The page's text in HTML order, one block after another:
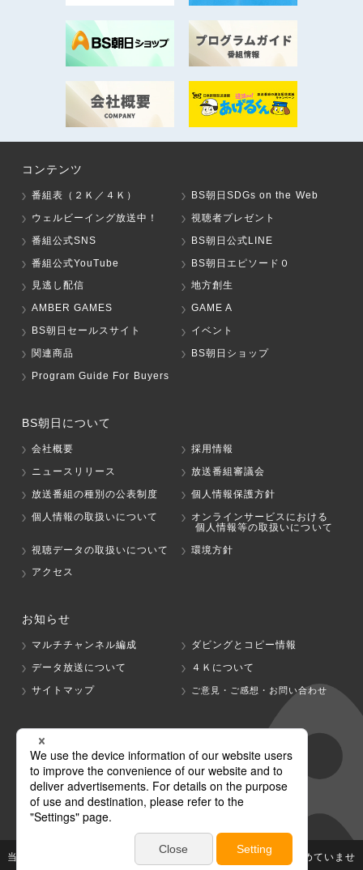
コンテンツ
番組表（２Ｋ／４Ｋ）
BS朝日SDGs on the Web
ウェルビーイング放送中！
視聴者プレゼント
番組公式SNS
BS朝日公式LINE
番組公式YouTube
BS朝日エピソード０
見逃し配信
地方創生
AMBER GAMES
GAME A
BS朝日セールスサイト
イベント
関連商品
BS朝日ショップ
Program Guide For Buyers
BS朝日について
会社概要
採用情報
ニュースリリース
放送番組審議会
放送番組の種別の公表制度
個人情報保護方針
個人情報の取扱いについて
オンラインサービスにおける
個人情報等の取扱いについて
視聴データの取扱いについて
環境方針
アクセス
お知らせ
マルチチャンネル編成
ダビングとコピー情報
データ放送について
４Ｋについて
サイトマップ
ご意見・ご感想・お問い合わせ
グループ会社
テレビ朝日 テレ朝チャンネル
当社が著作権、著作隣接権を有する放送番組等の無断利用は認めていませ
ん。